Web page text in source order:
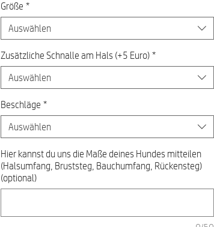
Größe *
Auswählen
Zusätzliche Schnalle am Hals (+5 Euro) *
Auswählen
Beschläge *
Auswählen
Hier kannst du uns die Maße deines Hundes mitteilen
(Halsumfang, Bruststeg, Bauchumfang, Rückensteg)
(optional)